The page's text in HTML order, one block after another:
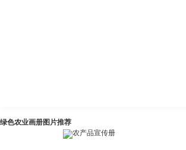
绿色农业画册图片推荐